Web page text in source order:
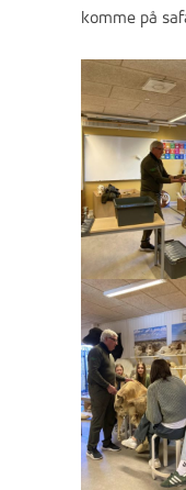
komme på